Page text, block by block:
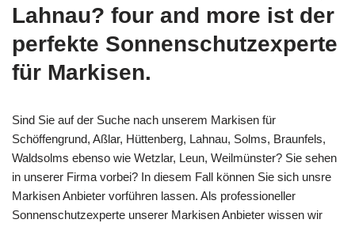
Lahnau? four and more ist der
perfekte Sonnenschutzexperte
für Markisen.
Sind Sie auf der Suche nach unserem Markisen für
Schöffengrund, Aßlar, Hüttenberg, Lahnau, Solms, Braunfels,
Waldsolms ebenso wie Wetzlar, Leun, Weilmünster? Sie sehen
in unserer Firma vorbei? In diesem Fall können Sie sich unsre
Markisen Anbieter vorführen lassen. Als professioneller
Sonnenschutzexperte unserer Markisen Anbieter wissen wir